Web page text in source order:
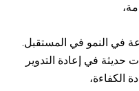
في النمو في المستقبل.
حديثة في إعادة التدوير
الكفاءة،